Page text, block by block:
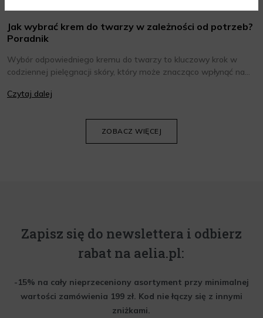
Jak wybrać krem do twarzy w zależności od potrzeb?
Poradnik
Wybór odpowiedniego kremu do twarzy to kluczowy krok w
codziennej pielęgnacji skóry, który może znacząco wpłynąć na
oraz wiedzieć, jak dopasować je do potrzeb własnej skóry.
Czytaj dalej
ZOBACZ WIĘCEJ
Zapisz się do newslettera i odbierz
rabat na aelia.pl:
-15% na cały nieprzeceniony asortyment przy minimalnej
wartości zamówienia 199 zł. Kod nie łączy się z innymi
zniżkami.